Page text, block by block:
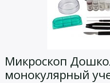
Микроскоп
монокулярный